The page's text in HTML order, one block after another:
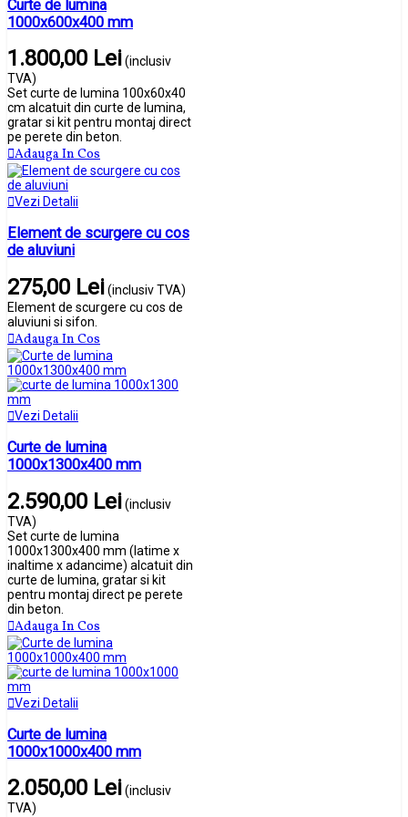
Curte de lumina
1000x600x400 mm
1.800,00 Lei(inclusiv
TVA)
Set curte de lumina 100x60x40
cm alcatuit din curte de lumina,
gratar si kit pentru montaj direct
pe perete din beton.
Adauga In Cos
Vezi Detalii
Element de scurgere cu cos
de aluviuni
275,00 Lei(inclusiv TVA)
Element de scurgere cu cos de
aluviuni si sifon.
Adauga In Cos
Vezi Detalii
Curte de lumina
1000x1300x400 mm
2.590,00 Lei(inclusiv
TVA)
Set curte de lumina
1000x1300x400 mm (latime x
inaltime x adancime) alcatuit din
curte de lumina, gratar si kit
pentru montaj direct pe perete
din beton.
Adauga In Cos
Vezi Detalii
Curte de lumina
1000x1000x400 mm
2.050,00 Lei(inclusiv
TVA)